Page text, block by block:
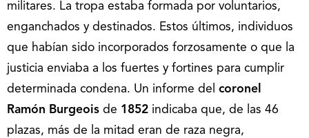
militares. La tropa estaba formada por voluntarios,
enganchados y destinados. Estos últimos, individuos
que habían sido incorporados forzosamente o que la
justicia enviaba a los fuertes y fortines para cumplir
determinada condena. Un informe del coronel
Ramón Burgeois de 1852 indicaba que, de las 46
plazas, más de la mitad eran de raza negra,